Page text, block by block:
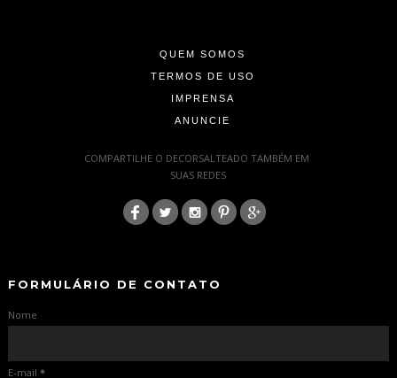
QUEM SOMOS
TERMOS DE USO
IMPRENSA
ANUNCIE
COMPARTILHE O DECORSALTEADO TAMBÉM EM
SUAS REDES
FORMULÁRIO DE CONTATO
Nome
E-mail *